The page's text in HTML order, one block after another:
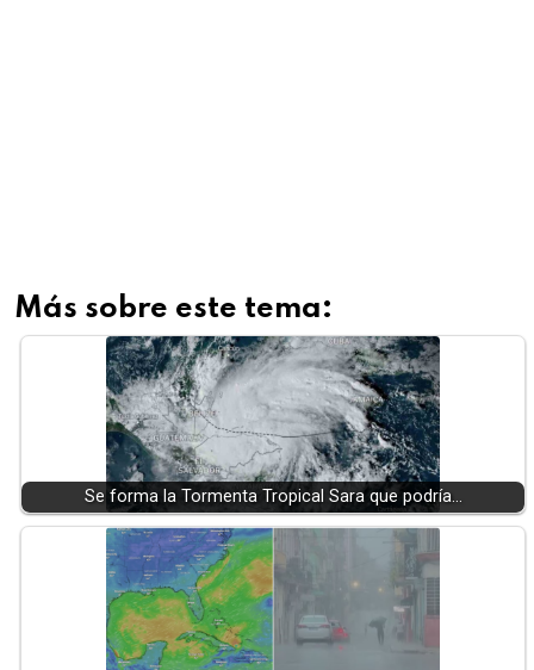
Más sobre este tema:
Se forma la Tormenta Tropical Sara que podría…